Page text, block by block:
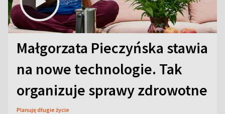
Małgorzata Pieczyńska stawia
na nowe technologie. Tak
organizuje sprawy zdrowotne
Planuję długie życie